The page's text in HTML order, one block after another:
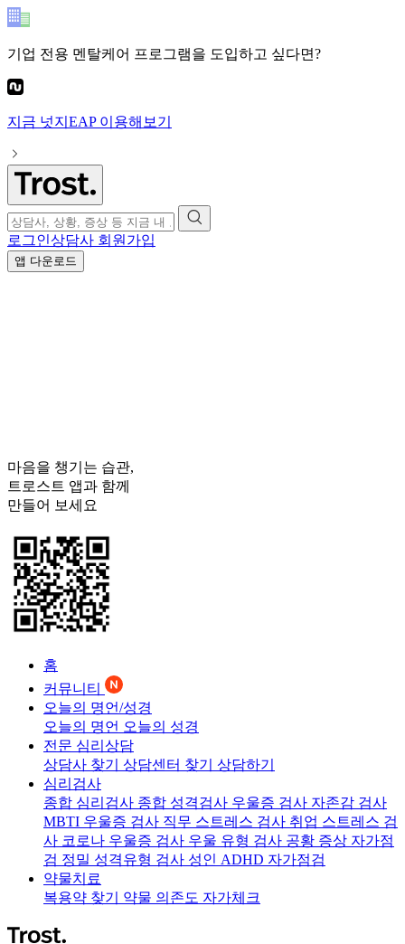
기업 전용 멘탈케어 프로그램을 도입하고 싶다면?
지금 넛지EAP이용해보기
로그인상담사 회원가입
앱 다운로드
마음을 챙기는 습관,
트로스트 앱과 함께
만들어 보세요
홈
커뮤니티
오늘의 명언/성경
오늘의 명언 오늘의 성경
전문 심리상담
상담사 찾기 상담센터 찾기 상담하기
심리검사
종합 심리검사 종합 성격검사 우울증 검사 자존감 검사
MBTI 우울증 검사 직무 스트레스 검사 취업 스트레스 검
사 코로나 우울증 검사 우울 유형 검사 공황 증상 자가점
검 정밀 성격유형 검사 성인 ADHD 자가점검
약물치료
복용약 찾기 약물 의존도 자가체크